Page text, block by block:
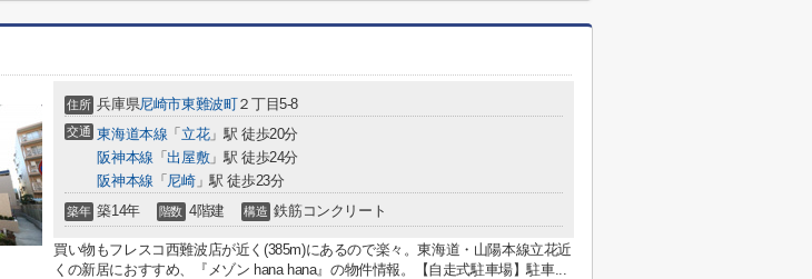
住所 兵庫県尼崎市東難波町２丁目5-8
交通 東海道本線 「 立花」駅 徒歩20分
阪神本線 「出屋敷」駅 徒歩24分
阪神本線 「 尼崎」駅 徒歩23分
築年 築14年 階数 4階建 構造 鉄筋コンクリート
買い物もフレスコ西難波店が近く(385m)にあるので楽々。東海道・山陽本線立花近
くの新居におすすめ、『メゾン hana hana』の物件情報。【自走式駐車場】駐車...